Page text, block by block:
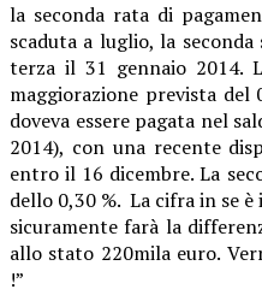
la seconda rata di
scaduta a luglio, la
terza il 31 gennaio 2014.
maggiorazione prevista
doveva essere pagata nel
2014), con una recente
entro il 16 dicembre. La
dello 0,30 %. La cifra in se
sicuramente farà la
allo stato 220mila euro.
!”